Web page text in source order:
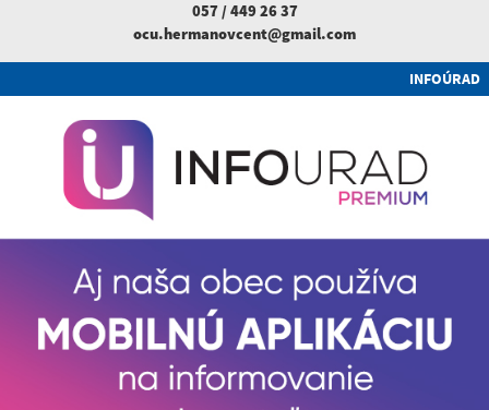
057 / 449 26 37
ocu.hermanovcent@gmail.com
INFOÚRAD